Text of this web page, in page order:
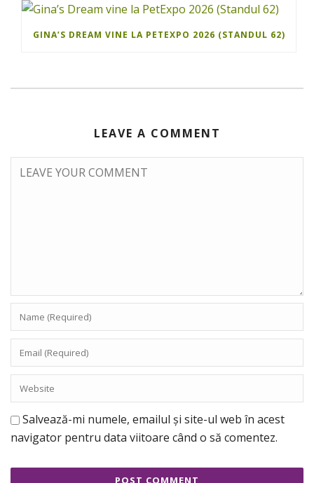
GINA’S DREAM VINE LA PETEXPO 2026 (STANDUL 62)
LEAVE A COMMENT
Salvează-mi numele, emailul și site-ul web în acest
navigator pentru data viitoare când o să comentez.